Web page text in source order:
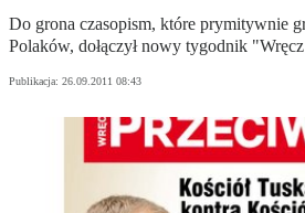
Do grona czasopism, które prymitywnie
Polaków, dołączył nowy tygodnik
Publikacja: 26.09.2011 08:43